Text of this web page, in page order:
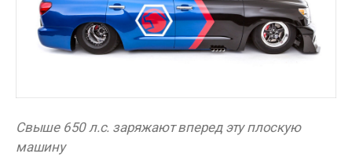
Свыше 650 л.с. заряжают вперед эту плоскую
машину